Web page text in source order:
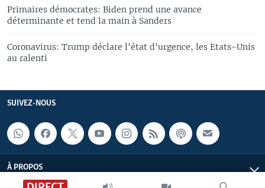
Primaires démocrates: Biden prend une avance
déterminante et tend la main à Sanders
Coronavirus: Trump déclare l'état d'urgence, les Etats-Unis
au ralenti
SUIVEZ-NOUS
À PROPOS